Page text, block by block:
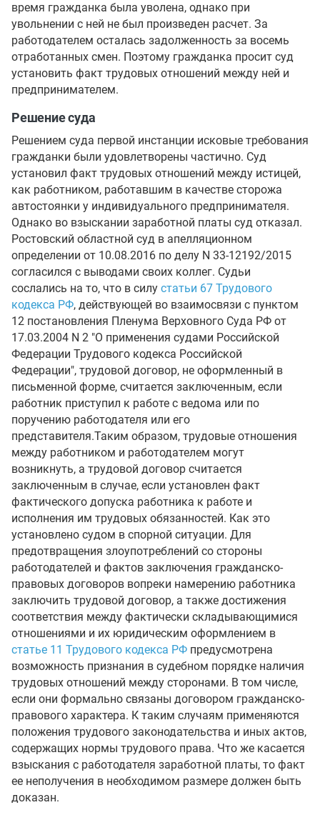
время гражданка была уволена, однако при
увольнении с ней не был произведен расчет. За
работодателем осталась задолженность за восемь
отработанных смен. Поэтому гражданка просит суд
установить факт трудовых отношений между ней и
предпринимателем.
Решение суда
Решением суда первой инстанции исковые требования
гражданки были удовлетворены частично. Суд
установил факт трудовых отношений между истицей,
как работником, работавшим в качестве сторожа
автостоянки у индивидуального предпринимателя.
Однако во взыскании заработной платы суд отказал.
Ростовский областной суд в апелляционном
определении от 10.08.2016 по делу N 33-12192/2015
согласился с выводами своих коллег. Судьи
сослались на то, что в силу статьи 67 Трудового
кодекса РФ, действующей во взаимосвязи с пунктом
12 постановления Пленума Верховного Суда РФ от
17.03.2004 N 2 "О применения судами Российской
Федерации Трудового кодекса Российской
Федерации", трудовой договор, не оформленный в
письменной форме, считается заключенным, если
работник приступил к работе с ведома или по
поручению работодателя или его
представителя.Таким образом, трудовые отношения
между работником и работодателем могут
возникнуть, а трудовой договор считается
заключенным в случае, если установлен факт
фактического допуска работника к работе и
исполнения им трудовых обязанностей. Как это
установлено судом в спорной ситуации. Для
предотвращения злоупотреблений со стороны
работодателей и фактов заключения гражданско-
правовых договоров вопреки намерению работника
заключить трудовой договор, а также достижения
соответствия между фактически складывающимися
отношениями и их юридическим оформлением в
статье 11 Трудового кодекса РФ предусмотрена
возможность признания в судебном порядке наличия
трудовых отношений между сторонами. В том числе,
если они формально связаны договором гражданско-
правового характера. К таким случаям применяются
положения трудового законодательства и иных актов,
содержащих нормы трудового права. Что же касается
взыскания с работодателя заработной платы, то факт
ее неполучения в необходимом размере должен быть
доказан.